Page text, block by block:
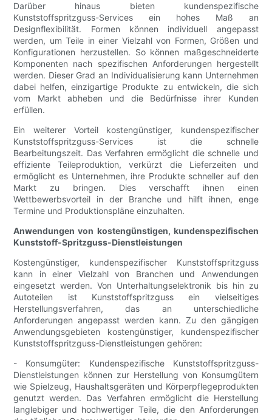
Darüber hinaus bieten kundenspezifische
Kunststoffspritzguss-Services ein hohes Maß an
Designflexibilität. Formen können individuell angepasst
werden, um Teile in einer Vielzahl von Formen, Größen und
Konfigurationen herzustellen. So können maßgeschneiderte
Komponenten nach spezifischen Anforderungen hergestellt
werden. Dieser Grad an Individualisierung kann Unternehmen
dabei helfen, einzigartige Produkte zu entwickeln, die sich
vom Markt abheben und die Bedürfnisse ihrer Kunden
erfüllen.
Ein weiterer Vorteil kostengünstiger, kundenspezifischer
Kunststoffspritzguss-Services ist die schnelle
Bearbeitungszeit. Das Verfahren ermöglicht die schnelle und
effiziente Teileproduktion, verkürzt die Lieferzeiten und
ermöglicht es Unternehmen, ihre Produkte schneller auf den
Markt zu bringen. Dies verschafft ihnen einen
Wettbewerbsvorteil in der Branche und hilft ihnen, enge
Termine und Produktionspläne einzuhalten.
Anwendungen von kostengünstigen, kundenspezifischen
Kunststoff-Spritzguss-Dienstleistungen
Kostengünstiger, kundenspezifischer Kunststoffspritzguss
kann in einer Vielzahl von Branchen und Anwendungen
eingesetzt werden. Von Unterhaltungselektronik bis hin zu
Autoteilen ist Kunststoffspritzguss ein vielseitiges
Herstellungsverfahren, das an unterschiedliche
Anforderungen angepasst werden kann. Zu den gängigen
Anwendungsgebieten kostengünstiger, kundenspezifischer
Kunststoffspritzguss-Dienstleistungen gehören:
- Konsumgüter: Kundenspezifische Kunststoffspritzguss-
Dienstleistungen können zur Herstellung von Konsumgütern
wie Spielzeug, Haushaltsgeräten und Körperpflegeprodukten
genutzt werden. Das Verfahren ermöglicht die Herstellung
langlebiger und hochwertiger Teile, die den Anforderungen